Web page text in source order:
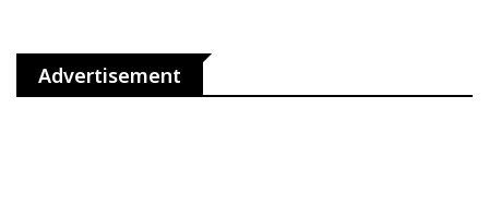
Advertisement